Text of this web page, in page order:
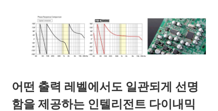
어떤 출력 레벨에서도 일관되게 선명
함을 제공하는 인텔리전트 다이내믹